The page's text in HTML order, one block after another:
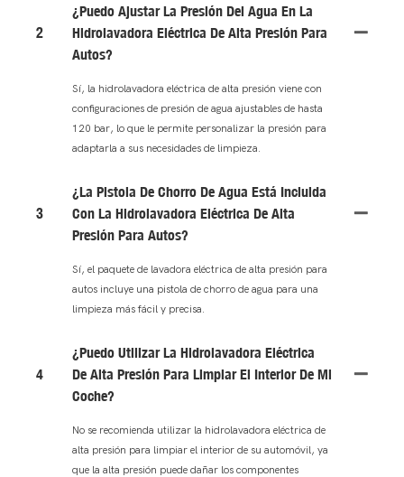
2
¿Puedo Ajustar La Presión Del Agua En La
Hidrolavadora Eléctrica De Alta Presión Para
Autos?
Sí, la hidrolavadora eléctrica de alta presión viene con
configuraciones de presión de agua ajustables de hasta
120 bar, lo que le permite personalizar la presión para
adaptarla a sus necesidades de limpieza.
3
¿La Pistola De Chorro De Agua Está Incluida
Con La Hidrolavadora Eléctrica De Alta
Presión Para Autos?
Sí, el paquete de lavadora eléctrica de alta presión para
autos incluye una pistola de chorro de agua para una
limpieza más fácil y precisa.
4
¿Puedo Utilizar La Hidrolavadora Eléctrica
De Alta Presión Para Limpiar El Interior De Mi
Coche?
No se recomienda utilizar la hidrolavadora eléctrica de
alta presión para limpiar el interior de su automóvil, ya
que la alta presión puede dañar los componentes